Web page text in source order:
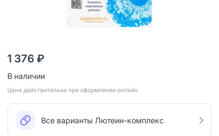
1 376 ₽
В наличии
Цена действительна при оформлении онлайн
Все варианты Лютеин-комплекс